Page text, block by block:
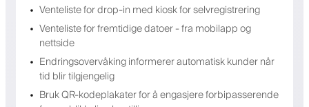
Venteliste for drop-in med kiosk for selvregistrering
Venteliste for fremtidige datoer - fra mobilapp og
nettside
Endringsovervåking informerer automatisk kunder når
tid blir tilgjengelig
Bruk QR-kodeplakater for å engasjere forbipasserende